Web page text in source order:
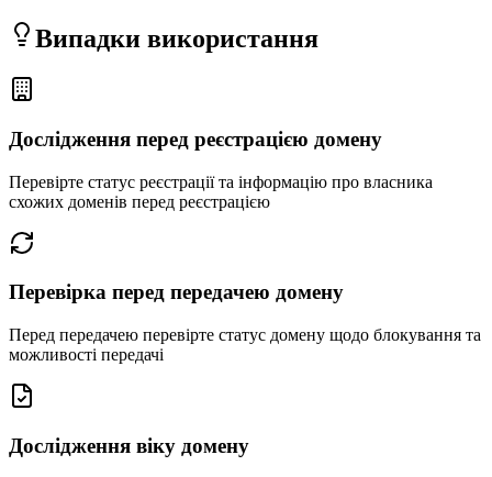
Випадки використання
Дослідження перед реєстрацією домену
Перевірте статус реєстрації та інформацію про власника
схожих доменів перед реєстрацією
Перевірка перед передачею домену
Перед передачею перевірте статус домену щодо блокування та
можливості передачі
Дослідження віку домену